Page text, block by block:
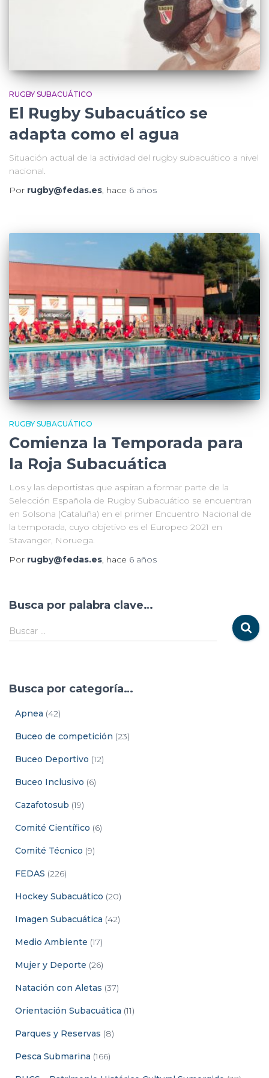
RUGBY SUBACUÁTICO
El Rugby Subacuático se
adapta como el agua
Situación actual de la actividad del rugby subacuático a nivel
nacional.
Por rugby@fedas.es, hace 6 años
RUGBY SUBACUÁTICO
Comienza la Temporada para
la Roja Subacuática
Los y las deportistas que aspiran a formar parte de la
Selección Española de Rugby Subacuático se encuentran
en Solsona (Cataluña) en el primer Encuentro Nacional de
la temporada, cuyo objetivo es el Europeo 2021 en
Stavanger, Noruega.
Por rugby@fedas.es, hace 6 años
Busca por palabra clave…
Buscar …
Busca por categoría…
Apnea (42)
Buceo de competición (23)
Buceo Deportivo (12)
Buceo Inclusivo (6)
Cazafotosub (19)
Comité Científico (6)
Comité Técnico (9)
FEDAS (226)
Hockey Subacuático (20)
Imagen Subacuática (42)
Medio Ambiente (17)
Mujer y Deporte (26)
Natación con Aletas (37)
Orientación Subacuática (11)
Parques y Reservas (8)
Pesca Submarina (166)